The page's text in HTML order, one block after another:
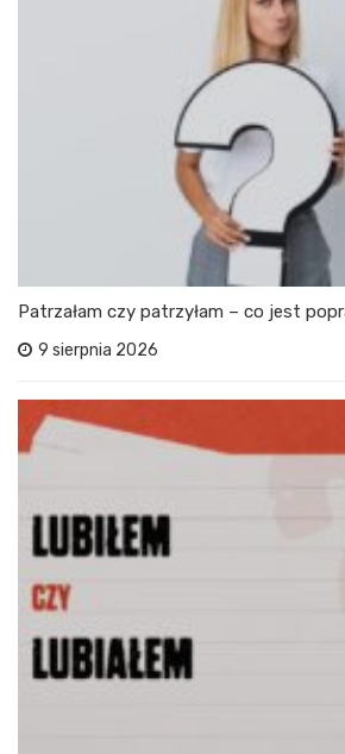
Patrzałam czy patrzyłam – co jest
9 sierpnia 2026